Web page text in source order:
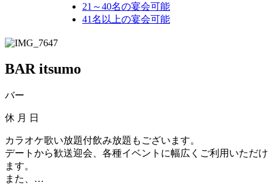
21～40名の宴会可能
41名以上の宴会可能
BAR itsumo
バー
休 月 日
カラオケ歌い放題付飲み放題もございます。
デートから歓送迎会、各種イベントに幅広くご利用いただけ
ます。
また、…